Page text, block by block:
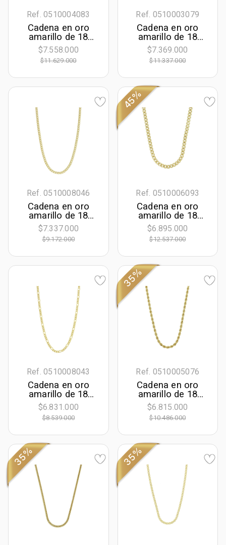
Ref. 0510004083
Cadena en oro
amarillo de 18
Kilates, Grumette,
50 cm. de largo, 3
mm. de ancho
$7.558.000
$11.629.000
Ref. 0510003079
Cadena en oro
amarillo de 18
Kilates, Singapur,
50 cm. de largo, 4
mm. de ancho
$7.369.000
$11.337.000
Ref. 0510008046
Cadena en oro
amarillo de 18
Kilates, Grumette,
50 cm. de largo,
2.50 mm. de
$7.337.000
$9.172.000
45%
Ref. 0510006093
Cadena en oro
amarillo de 18
Kilates, Grumette,
50 cm. de largo,
3.50 mm. de
$6.895.000
$12.537.000
Ref. 0510008043
Cadena en oro
amarillo de 18
Kilates, Figaro 1-3,
50 cm. de largo,
2.50 mm. de
$6.831.000
$8.539.000
35%
Ref. 0510005076
Cadena en oro
amarillo de 18
Kilates, Cordon, 50
cm. de largo, 3.50
mm. de ancho
$6.815.000
$10.486.000
35% 35%